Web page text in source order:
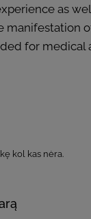
as
manifestation
for medical
kol kas nėra.